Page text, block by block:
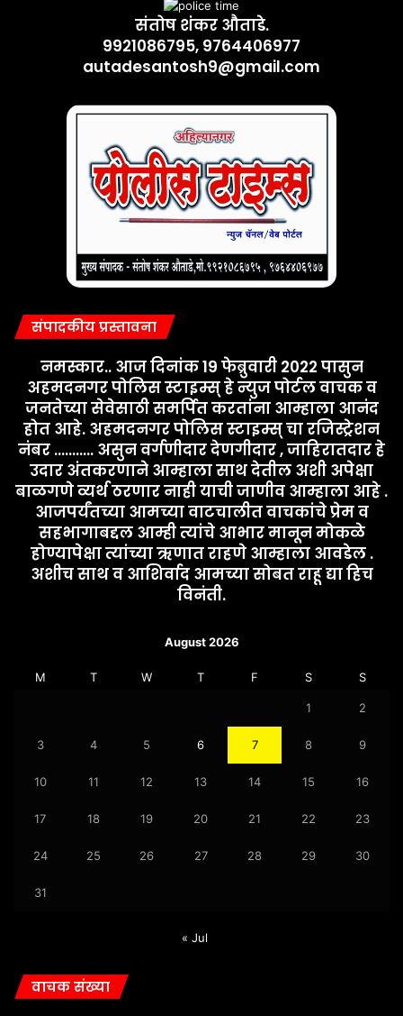
संतोष शंकर औताडे.
9921086795, 9764406977
autadesantosh9@gmail.com
संपादकीय प्रस्तावना
नमस्कार.. आज दिनांक 19 फेब्रुवारी 2022 पासुन
अहमदनगर पोलिस स्टाइम्स् हे न्युज पोर्टल वाचक व
जनतेच्या सेवेसाठी समर्पित करतांना आम्हाला आनंद
होत आहे. अहमदनगर पोलिस स्टाइम्स् चा रजिस्ट्रेशन
नंबर ........... असुन वर्गणीदार देणगीदार , जाहिरातदार हे
उदार अंतकरणाने आम्हाला साथ देतील अशी अपेक्षा
बाळगणे व्यर्थ ठरणार नाही याची जाणीव आम्हाला आहे .
आजपर्यंतच्या आमच्या वाटचालीत वाचकांचे प्रेम व
सहभागाबद्दल आम्ही त्यांचे आभार मानून मोकळे
होण्यापेक्षा त्यांच्या ऋणात राहणे आम्हाला आवडेल .
अशीच साथ व आशिर्वाद आमच्या सोबत राहू द्या हिच
विनंती.
August 2026
M T W T F S S
1 2
3 4 5 6 7 8 9
10 11 12 13 14 15 16
17 18 19 20 21 22 23
24 25 26 27 28 29 30
31
« Jul
वाचक संख्या